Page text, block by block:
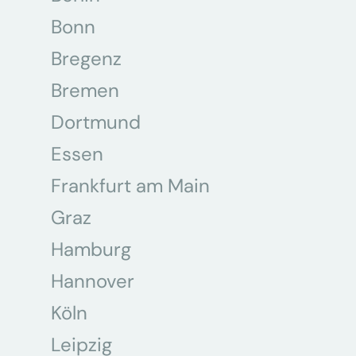
Bonn
Bregenz
Bremen
Dortmund
Essen
Frankfurt am Main
Graz
Hamburg
Hannover
Köln
Leipzig